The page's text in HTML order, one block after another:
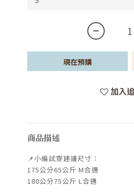
現在預購
加入
商品描述
📌小編試穿建議尺寸：
175公分65公斤 M合適
180公分75公斤 L合適